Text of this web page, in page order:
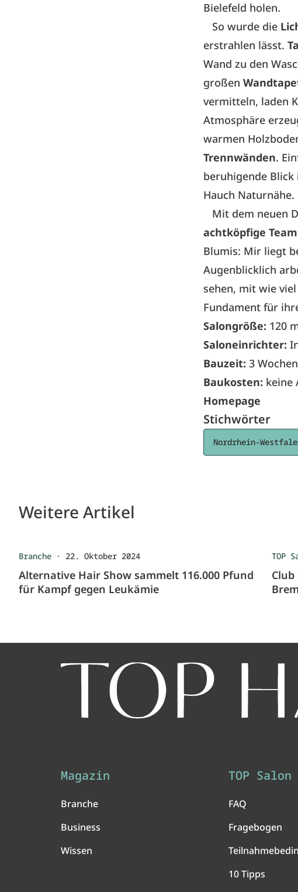
Bielefeld holen.
So wurde die
erstrahlen lässt.
Wand zu den
großen
vermitteln, laden
Atmosphäre
warmen
Trennwänden.
beruhigende Blick
Hauch Naturnähe.
Mit dem neuen
achtköpfige Team
Blumis: Mir liegt
Augenblicklich
sehen, mit wie
Fundament für
Salongröße: 120
Saloneinrichter:
Bauzeit: 3 Wochen
Baukosten: keine
Homepage
Stichwörter
Nordrhein-
Weitere Artikel
Branche · 22. Oktober 2024
Alternative Hair Show sammelt 116.000 Pfund
für Kampf gegen Leukämie
TOP
Magazin
Branche
Business
Wissen
TOP Salon
FAQ
Fragebogen
10 Tipps